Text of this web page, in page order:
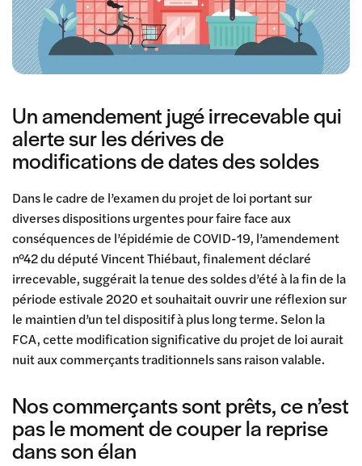
Un amendement jugé irrecevable qui
alerte sur les dérives de
modifications de dates des soldes
Dans le cadre de l’examen du projet de loi portant sur
diverses dispositions urgentes pour faire face aux
conséquences de l’épidémie de COVID-19, l’amendement
n°42 du député Vincent Thiébaut, finalement déclaré
irrecevable, suggérait la tenue des soldes d’été à la fin de la
période estivale 2020 et souhaitait ouvrir une réflexion sur
le maintien d’un tel dispositif à plus long terme. Selon la
FCA, cette modification significative du projet de loi aurait
nuit aux commerçants traditionnels sans raison valable.
Nos commerçants sont prêts, ce n’est
pas le moment de couper la reprise
dans son élan